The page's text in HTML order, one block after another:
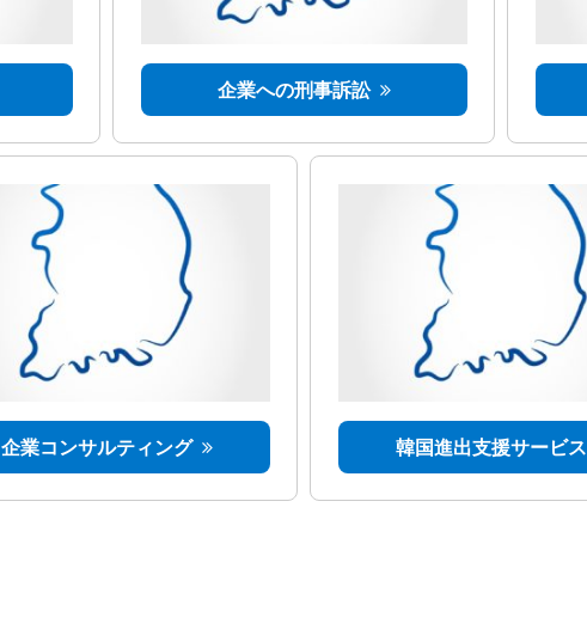
企業への刑事訴訟
企業コンサルティング 韓国進出支援サービス